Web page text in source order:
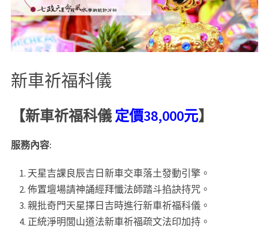
新車祈福科儀
【新車祈福科儀定價38,000元】
服務內容:
天星吉課良辰吉日新車交車落土發動引擎。
佈置壇場請神誦經拜懺法師踏斗掐訣持咒。
親批奇門天星擇日吉時進行新車祈福科儀。
正統淨明閭山道法新車祈福疏文法印加持。